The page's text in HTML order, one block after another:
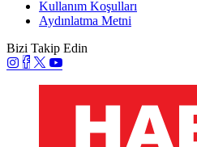
Kullanım Koşulları
Aydınlatma Metni
Bizi Takip Edin